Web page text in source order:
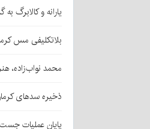
یارانه و کالابرگ
بلاتکلیفی مس
محمد نواب‌زاده،
ذخیره سدهای کرمان به ۲۴۹ میلیون
پایان عملیات جست‌وجو در